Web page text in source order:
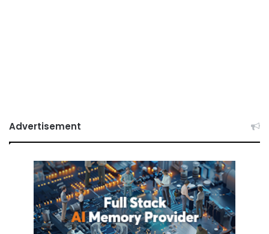
Advertisement